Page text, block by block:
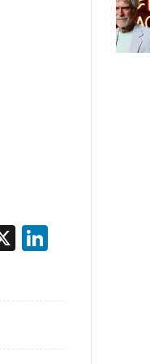
X LinkedIn